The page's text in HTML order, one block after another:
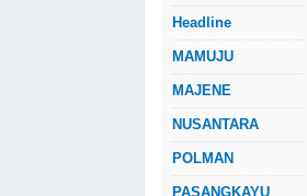
Headline
MAMUJU
MAJENE
NUSANTARA
POLMAN
PASANGKAYU